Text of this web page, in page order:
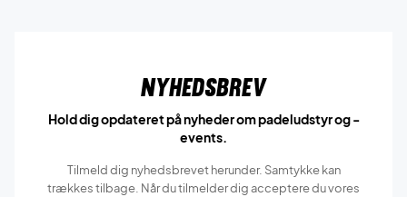
Nyhedsbrev
Hold dig opdateret på nyheder om padeludstyr og -
events.
Tilmeld dig nyhedsbrevet herunder. Samtykke kan
trækkes tilbage. Når du tilmelder dig acceptere du vores